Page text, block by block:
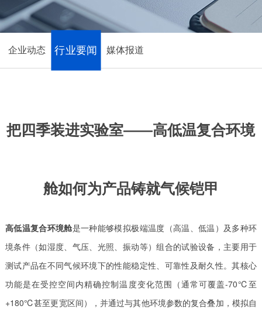
企业动态 行业要闻 媒体报道
把四季装进实验室——高低温复合环境
舱如何为产品铸就气候铠甲
高低温复合环境舱是一种能够模拟极端温度（高温、低温）及多种环
境条件（如湿度、气压、光照、振动等）组合的试验设备，主要用于
测试产品在不同气候环境下的性能稳定性、可靠性及耐久性。其核心
功能是在受控空间内精确控制温度变化范围（通常可覆盖-70℃至
+180℃甚至更宽区间），并通过与其他环境参数的复合叠加，模拟自